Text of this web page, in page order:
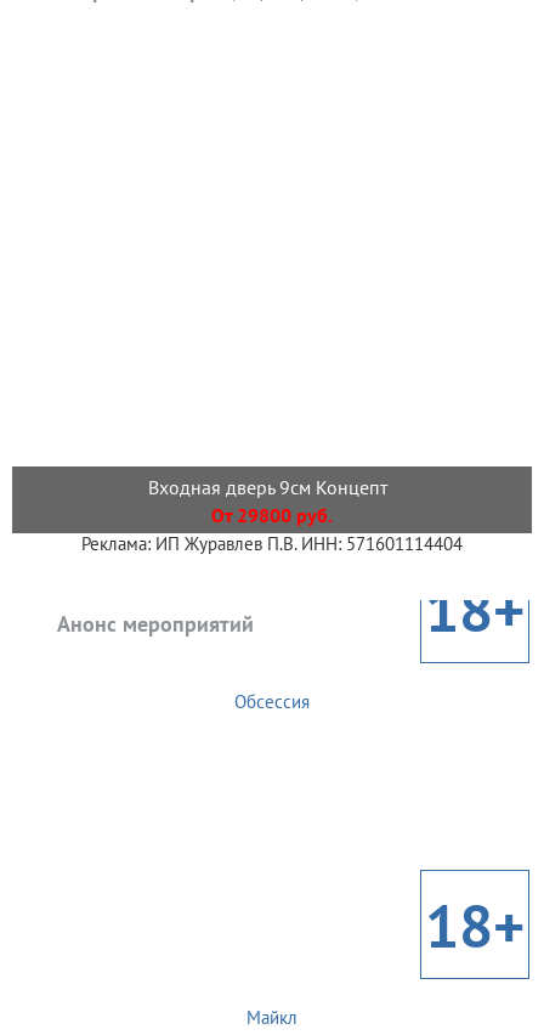
Входная дверь 9см Концепт
От 29800 руб.
Реклама: ИП Журавлев П.В. ИНН: 571601114404
Анонс мероприятий 18+
Обсессия
18+
Майкл